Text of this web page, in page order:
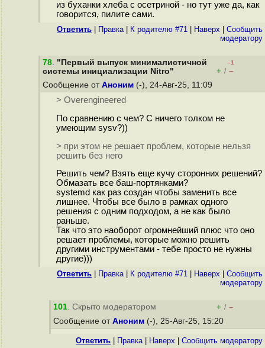
из буханки хлеба с осетриной - но тут уже да, как
говорится, пилите сами.
Ответить Правка| К родителю #71 Наверх
Cообщить
модератору
78. "Первый выпуск минималистичной
системы инициализации Nitro"
–1
+ / –
Сообщение от Аноним (-), 24-Авг-25, 11:09
> Overengineered
По сравнению с чем? С ничего толком не
умеющим sysv?))
> при этом не решает проблем, которые нельзя
решить без него
Решить чем? Взять еще кучу сторонних решений?
Обмазать все баш-портянками?
systemd как раз создан чтобы заменить все
лишнее. Чтобы все было в рамках одного
решения с одним подходом, а не как было
раньше.
Так что это наоборот огромнейший плюс что оно
решает проблемы, которые можно решить
другими инструментами - тебе просто не нужны
другие)))
Ответить Правка| К родителю #71 Наверх
Cообщить
модератору
101. Скрыто модератором + / –
Сообщение от Аноним (-), 25-Авг-25, 15:20
Ответить Правка| Наверх Cообщить модератору